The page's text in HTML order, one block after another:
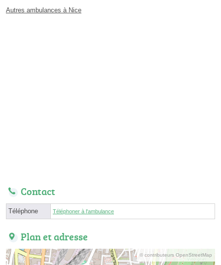
Autres ambulances à Nice
Contact
Téléphone Téléphoner à l'ambulance
Plan et adresse
© contributeurs OpenStreetMap